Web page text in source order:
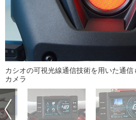
カシオの可視光線通信技術を用いた通
カメラ